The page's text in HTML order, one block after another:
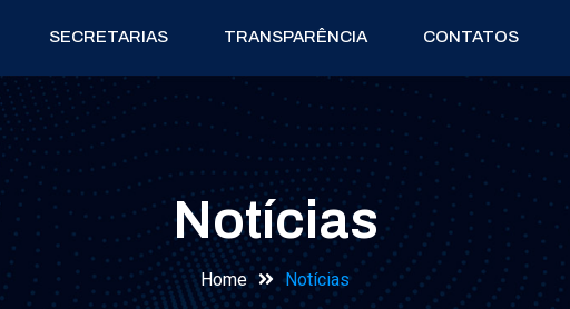
SECRETARIAS TRANSPARÊNCIA CONTATOS
Notícias
Home Notícias